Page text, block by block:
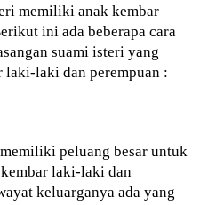
memiliki anak kembar
ini ada beberapa cara
suami isteri yang
laki-laki dan perempuan :
peluang besar untuk
laki-laki dan
keluarganya ada yang